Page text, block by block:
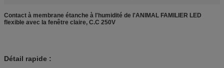
Contact à membrane étanche à l'humidité de l'ANIMAL FAMILIER LED
flexible avec la fenêtre claire, C.C 250V
Détail rapide :